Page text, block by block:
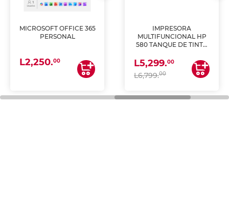
MICROSOFT OFFICE 365
PERSONAL
L2,250.00
IMPRESORA
MULTIFUNCIONAL HP
580 TANQUE DE TINTA
ESCANEA)
L5,299.00
L6,799.00